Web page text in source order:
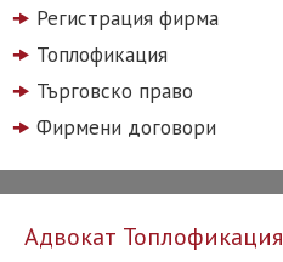
Регистрация фирма
Топлофикация
Търговско право
Фирмени договори
Адвокат Топлофикация